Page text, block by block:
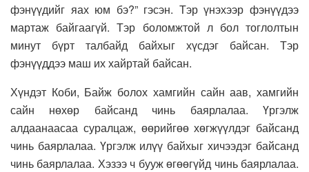
фэнүүдийг яах юм бэ?” гэсэн. Тэр үнэхээр фэнүүдээ
мартаж байгаагүй. Тэр боломжтой л бол тоглолтын
минут бүрт талбайд байхыг хүсдэг байсан. Тэр
фэнүүддээ маш их хайртай байсан.
Хүндэт Коби, Байж болох хамгийн сайн аав, хамгийн
сайн нөхөр байсанд чинь баярлалаа. Үргэлж
алдаанаасаа суралцаж, өөрийгөө хөгжүүлдэг байсанд
чинь баярлалаа. Үргэлж илүү байхыг хичээдэг байсанд
чинь баярлалаа. Хэзээ ч бууж өгөөгүйд чинь баярлалаа.